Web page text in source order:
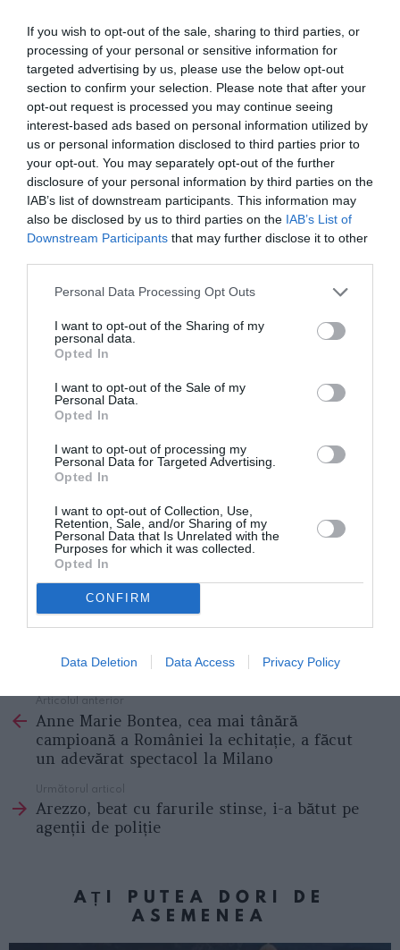
If you wish to opt-out of the sale, sharing to third parties, or
processing of your personal or sensitive information for
targeted advertising by us, please use the below opt-out
section to confirm your selection. Please note that after your
opt-out request is processed you may continue seeing
interest-based ads based on personal information utilized by
us or personal information disclosed to third parties prior to
your opt-out. You may separately opt-out of the further
disclosure of your personal information by third parties on the
IAB’s list of downstream participants. This information may
also be disclosed by us to third parties on the IAB’s List of
Downstream Participants that may further disclose it to other
Personal Data Processing Opt Outs
I want to opt-out of the Sharing of my
personal data.
Opted In
I want to opt-out of the Sale of my
Personal Data.
Opted In
I want to opt-out of processing my
Personal Data for Targeted Advertising.
Opted In
I want to opt-out of Collection, Use,
Retention, Sale, and/or Sharing of my
Personal Data that Is Unrelated with the
Purposes for which it was collected.
Opted In
CONFIRM
Data Deletion Data Access Privacy Policy
dreptului la dublă cetățenie pentru românii din
Spania, micșorarea taxelor consulare, consolidarea
drepturilor sociale ale cetățenilor români din Spania
(în sănătate sau educație, de exemplu), eliminarea
definitivă a moratoriului privind restricțiile de muncă
pentru cetățenii români în Spania, precum și
liberalizarea completă a pieței forței de muncă din
Spania de la 1 ianuarie 2014, consolidarea relației cu
PSOE Spania, înființarea de noi organizații PSD în
introducerea românilor socialiști din PSD pe listele de
candidaturi pentru consilieri locali ai PSOE, în vederea
alegerilor regionale din anul 2015.
În sfârșit, cu aceeași ocazie
s-a decis și sprijinirea
asociațiilor românești din Spania, n.r./ pentru
revenirea voluntară a românilor
combaterea violenței domestice, un altul referitor la
combaterea exploatării sexuale și a traficului de copii
și femei, sau proiectul TSD Spania pentru
combaterea consumului de droguri.
more
Articolul anterior
Anne Marie Bontea, cea mai tânără
campioană a României la echitație, a făcut
un adevărat spectacol la Milano
Următorul articol
Arezzo, beat cu farurile stinse, i-a bătut pe
agenții de poliție
AȚI PUTEA DORI DE
ASEMENEA